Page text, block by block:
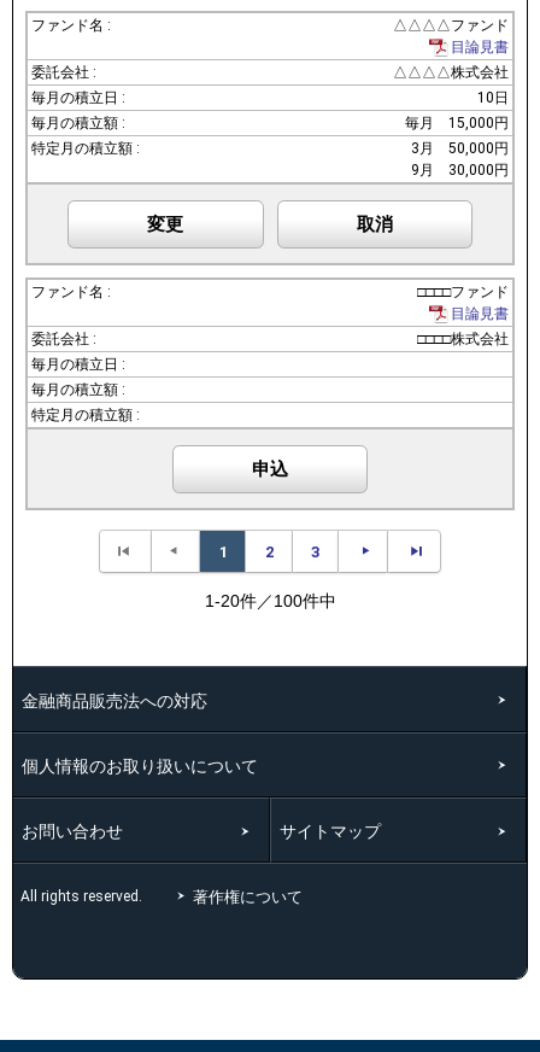
△△△△ファンド
目論見書
△△△△株式会社
10日
毎月
15,000円
3月
50,000円
9月
30,000円
変更 取消
□□□□ファンド
目論見書
□□□□株式会社
申込
1 2 3
1-20件／100件中
金融商品販売法への対応
個人情報のお取り扱いについて
お問い合わせ サイトマップ
All rights reserved. 著作権について